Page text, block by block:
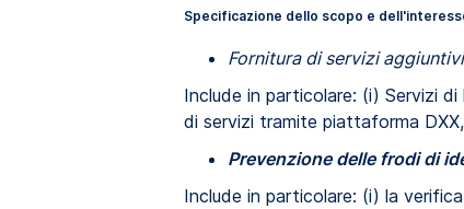
Specificazione dello scopo e
Fornitura di servizi
Include in particolare: (i) Servizi
di servizi tramite piattaforma DXX,
Prevenzione delle frodi di
Include in particolare: (i) la